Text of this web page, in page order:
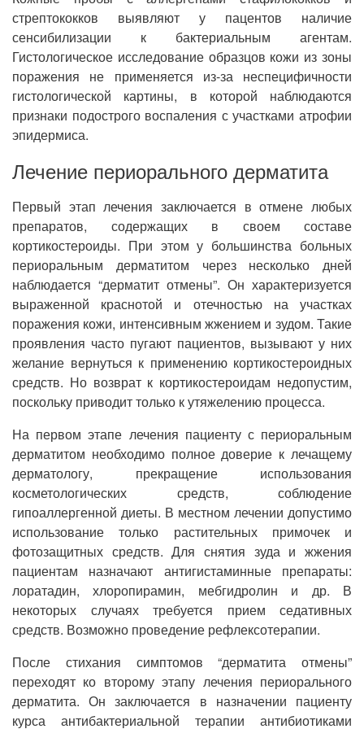
стрептококков выявляют у пацентов наличие
сенсибилизации к бактериальным агентам.
Гистологическое исследование образцов кожи из зоны
поражения не применяется из-за неспецифичности
гистологической картины, в которой наблюдаются
признаки подострого воспаления с участками атрофии
эпидермиса.
Лечение периорального дерматита
Первый этап лечения заключается в отмене любых
препаратов, содержащих в своем составе
кортикостероиды. При этом у большинства больных
периоральным дерматитом через несколько дней
наблюдается “дерматит отмены”. Он характеризуется
выраженной краснотой и отечностью на участках
поражения кожи, интенсивным жжением и зудом. Такие
проявления часто пугают пациентов, вызывают у них
желание вернуться к применению кортикостероидных
средств. Но возврат к кортикостероидам недопустим,
поскольку приводит только к утяжелению процесса.
На первом этапе лечения пациенту с периоральным
дерматитом необходимо полное доверие к лечащему
дерматологу, прекращение использования
косметологических средств, соблюдение
гипоаллергенной диеты. В местном лечении допустимо
использование только растительных примочек и
фотозащитных средств. Для снятия зуда и жжения
пациентам назначают антигистаминные препараты:
лоратадин, хлоропирамин, мебгидролин и др. В
некоторых случаях требуется прием седативных
средств. Возможно проведение рефлексотерапии.
После стихания симптомов “дерматита отмены”
переходят ко второму этапу лечения периорального
дерматита. Он заключается в назначении пациенту
курса антибактериальной терапии антибиотиками